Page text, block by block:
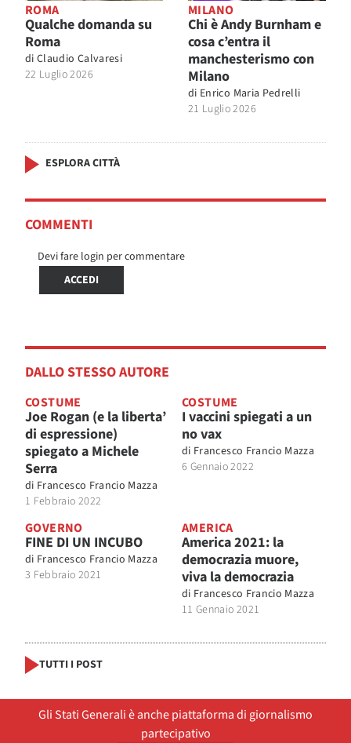
ROMA
Qualche domanda su
Roma
di Claudio Calvaresi
22 Luglio 2026
MILANO
Chi è Andy Burnham e
cosa c’entra il
manchesterismo con
Milano
di Enrico Maria Pedrelli
21 Luglio 2026
ESPLORA CITTÀ
COMMENTI
Devi fare login per commentare
ACCEDI
DALLO STESSO AUTORE
COSTUME
Joe Rogan (e la liberta’
di espressione)
spiegato a Michele
Serra
di Francesco Francio Mazza
1 Febbraio 2022
COSTUME
I vaccini spiegati a un
no vax
di Francesco Francio Mazza
6 Gennaio 2022
GOVERNO
FINE DI UN INCUBO
di Francesco Francio Mazza
3 Febbraio 2021
AMERICA
America 2021: la
democrazia muore,
viva la democrazia
di Francesco Francio Mazza
11 Gennaio 2021
TUTTI I POST
Gli Stati Generali è anche piattaforma di giornalismo
partecipativo